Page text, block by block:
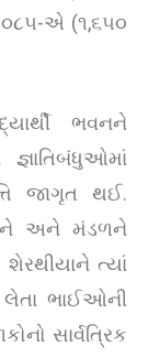
એ (૧,૬૫૦
ભવનને
જાગૃત થઈ.
અને મંડળને
શેરથીયાને ત્યાં
લેતા ભાઈઓની
સાર્વત્રિક